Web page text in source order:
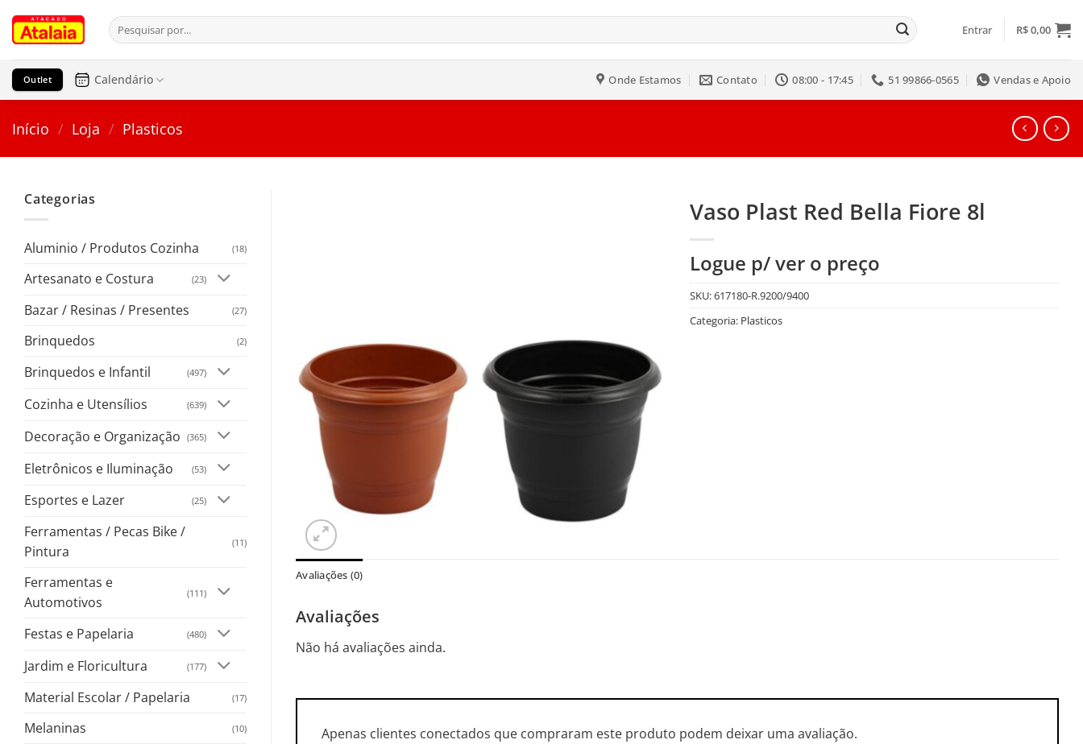
para
conteúdo
Pesquisar
por:
Entrar R$0,00
Outlet Calendário Onde Estamos Contato 08:00 - 17:45 51 99866-0565 Vendas e Apoio
Início / Loja / Plasticos
Categorias
Aluminio / Produtos Cozinha (18)
Artesanato e Costura (23)
Bazar / Resinas / Presentes (27)
Brinquedos (2)
Brinquedos e Infantil (497)
Cozinha e Utensílios (639)
Decoração e Organização (365)
Eletrônicos e Iluminação (53)
Esportes e Lazer (25)
Ferramentas / Pecas Bike /
Pintura
(11)
Ferramentas e
Automotivos
(111)
Festas e Papelaria (480)
Jardim e Floricultura (177)
Material Escolar / Papelaria (17)
Melaninas (10)
Vaso Plast Red Bella Fiore 8l
Logue p/ ver o preço
SKU:617180-R.9200/9400
Categoria: Plasticos
Avaliações (0)
Avaliações
Não há avaliações ainda.
Apenas clientes conectados que compraram este produto podem deixar uma avaliação.